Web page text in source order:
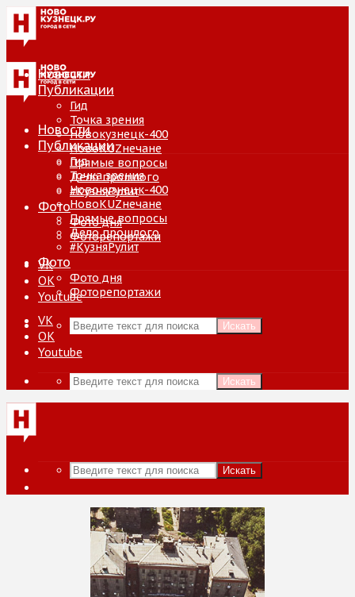
Новости
Публикации
Гид
Точка зрения
Новокузнецк-400
НовоKUZнечане
Прямые вопросы
Дело прошлого
#КузняРулит
Фото
Фото дня
Фоторепортажи
VK
ОК
Youtube
Искать
Новости
Публикации
Гид
Точка зрения
Новокузнецк-400
НовоKUZнечане
Прямые вопросы
Дело прошлого
#КузняРулит
Фото
Фото дня
Фоторепортажи
VK
ОК
Youtube
Искать
Искать